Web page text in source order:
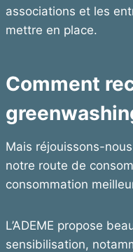
associations et les
mettre en place.
Comment
Mais réjouissons-
notre route de
consommation
L’ADEME propose
sensibilisation,